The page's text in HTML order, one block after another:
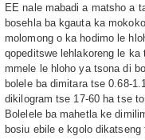
EE nale mabadi a matsho a
bosehla ba kgauta ka
molomong o ka hodimo le
qopeditswe lehlakoreng le
mmele le hloho ya tsona di
bolele ba dimitara tse 0.68-
dikilogram tse 17-60 ha tse
Bolelele ba mahetla ke
bosiu ebile e kgolo dikatseng